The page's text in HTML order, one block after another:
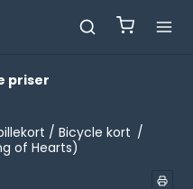
priser
/ Bicycle kort /
of Hearts)